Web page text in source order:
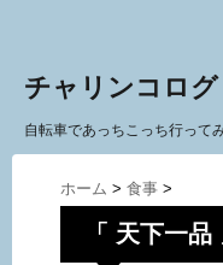
チャリンコログ
自転車であっちこっち行って
ホーム > 食事 >
「 天下一